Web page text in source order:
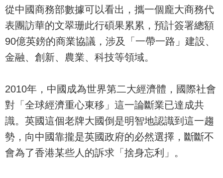
從中國商務部數據可以看出，攜一個龐大商務代
表團訪華的文翠珊此行碩果累累，預計簽署總額
90億英鎊的商業協議，涉及「一帶一路」建設、
金融、創新、農業、科技等領域。
2010年，中國成為世界第二大經濟體，國際社會
對「全球經濟重心東移」這一論斷業已達成共
識。英國這個老牌大國倒是明智地認識到這一趨
勢，向中國靠攏是英國政府的必然選擇，斷斷不
會為了香港某些人的訴求「捨身忘利」。